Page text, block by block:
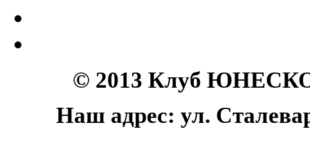
© 2013 Клуб
Наш адрес: ул.